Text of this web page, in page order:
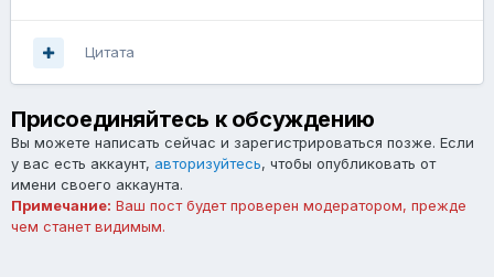
Цитата
Присоединяйтесь к обсуждению
Вы можете написать сейчас и зарегистрироваться позже. Если
у вас есть аккаунт, авторизуйтесь, чтобы опубликовать от
имени своего аккаунта.
Примечание: Ваш пост будет проверен модератором, прежде
чем станет видимым.